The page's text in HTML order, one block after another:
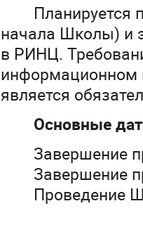
Планируется
начала Школы) и
в РИНЦ.
информационном
является
Основные
Завершение
Завершение
Проведение